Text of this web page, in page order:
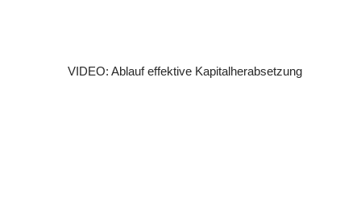
VIDEO: Ablauf effektive Kapitalherabsetzung